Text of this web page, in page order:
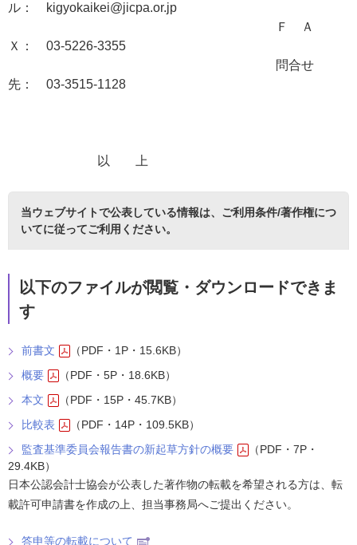
ル：
kigyokaikei@jicpa.or.jp
Ｆ Ａ
Ｘ： 03-5226-3355
問合せ
先： 03-3515-1128
以 上
当ウェブサイトで公表している情報は、 ご利用条件/著作権につ
いてに従ってご利用ください。
以下のファイルが閲覧・ダウンロードできま
す
前書文
（PDF・1P・15.6KB）
概要
（PDF・5P・18.6KB）
本文
（PDF・15P・45.7KB）
比較表
（PDF・14P・109.5KB）
監査基準委員会報告書の新起草方針の概要
（PDF・7P・
29.4KB）
日本公認会計士協会が公表した著作物の転載を希望される方は、転
載許可申請書を作成の上、担当事務局へご提出ください。
答申等の転載について